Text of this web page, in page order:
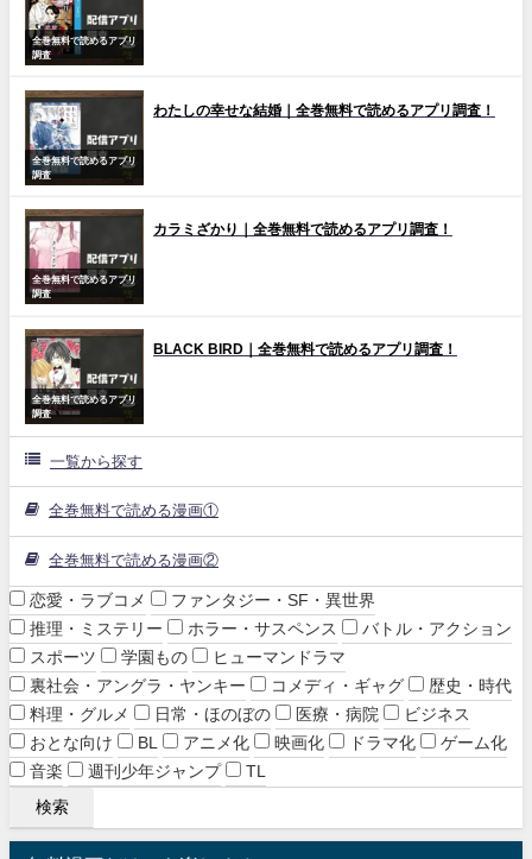
全巻無料で読めるアプリ
調査
全巻無料で読めるアプリ
調査
わたしの幸せな結婚｜全巻無料で読めるアプリ調査！
全巻無料で読めるアプリ
調査
カラミざかり｜全巻無料で読めるアプリ調査！
全巻無料で読めるアプリ
調査
BLACK BIRD｜全巻無料で読めるアプリ調査！
一覧から探す
全巻無料で読める漫画①
全巻無料で読める漫画②
恋愛・ラブコメ
ファンタジー・SF・異世界
推理・ミステリー
ホラー・サスペンス
バトル・アクション
スポーツ
学園もの
ヒューマンドラマ
裏社会・アングラ・ヤンキー
コメディ・ギャグ
歴史・時代
料理・グルメ
日常・ほのぼの 医療・病院
ビジネス
おとな向け
BL アニメ化 映画化 ドラマ化
ゲーム化
音楽
週刊少年ジャンプ TL